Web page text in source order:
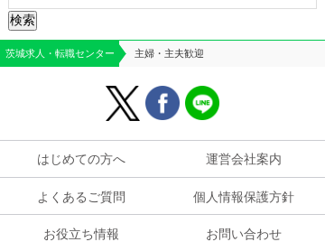
索:
茨城求人・転職センター 主婦・主夫歓迎
はじめての方へ 運営会社案内
よくあるご質問 個人情報保護方針
お役立ち情報 お問い合わせ